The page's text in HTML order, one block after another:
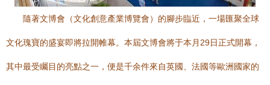
隨著文博會（文化創意產業博覽會）的腳步臨近，一場匯聚全球
文化瑰寶的盛宴即將拉開帷幕。本屆文博會將于本月29日正式開幕，
其中最受矚目的亮點之一，便是千余件來自英國、法國等歐洲國家的